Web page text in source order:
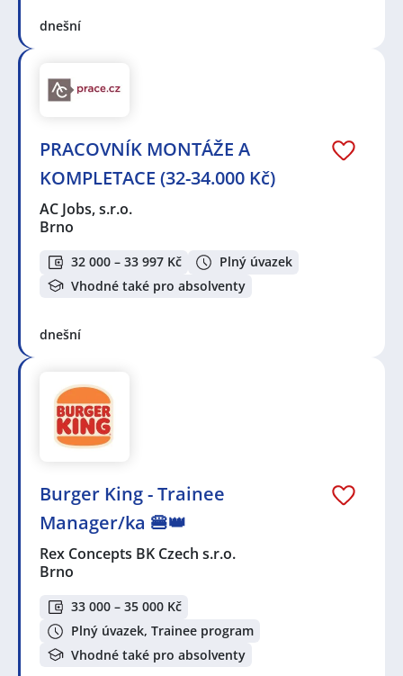
dnešní
PRACOVNÍK MONTÁŽE A
KOMPLETACE (32-34.000 Kč)
AC Jobs, s.r.o.
Brno
32 000 – 33 997 Kč
Plný úvazek
Vhodné také pro absolventy
dnešní
Burger King - Trainee
Manager/ka 🍔👑
Rex Concepts BK Czech s.r.o.
Brno
33 000 – 35 000 Kč
Plný úvazek, Trainee program
Vhodné také pro absolventy